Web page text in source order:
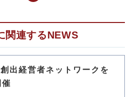
関連するNEWS
出経営者ネットワークを